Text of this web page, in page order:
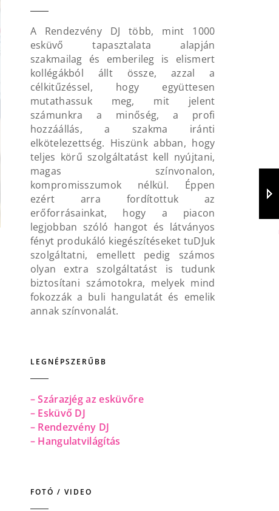
A Rendezvény DJ több, mint 1000
esküvő tapasztalata alapján
szakmailag és emberileg is elismert
kollégákból állt össze, azzal a
célkitűzéssel, hogy együttesen
mutathassuk meg, mit jelent
számunkra a minőség, a profi
hozzáállás, a szakma iránti
elkötelezettség. Hiszünk abban, hogy
teljes körű szolgáltatást kell nyújtani,
magas színvonalon,
kompromisszumok nélkül. Éppen
ezért arra fordítottuk az
erőforrásainkat, hogy a piacon
legjobban szóló hangot és látványos
fényt produkáló kiegészítéseket tuDJuk
szolgáltatni, emellett pedig számos
olyan extra szolgáltatást is tudunk
biztosítani számotokra, melyek mind
fokozzák a buli hangulatát és emelik
annak színvonalát.
LEGNÉPSZERŰBB
– Szárazjég az esküvőre
– Esküvő DJ
– Rendezvény DJ
– Hangulatvilágítás
FOTÓ / VIDEO